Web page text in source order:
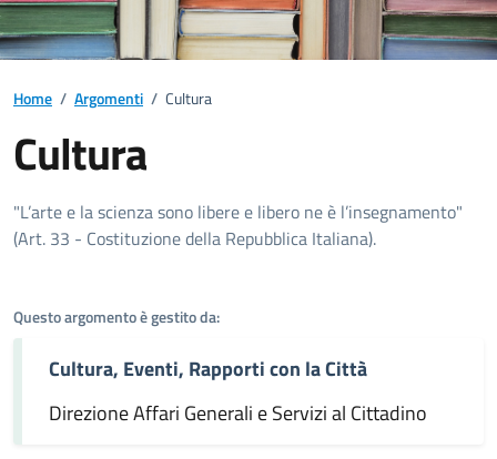
Home / Argomenti / Cultura
Cultura
Dettagli dell'argomento
"L’arte e la scienza sono libere e libero ne è l’insegnamento"
(Art. 33 - Costituzione della Repubblica Italiana).
Questo argomento è gestito da:
Cultura, Eventi, Rapporti con la Città
Direzione Affari Generali e Servizi al Cittadino